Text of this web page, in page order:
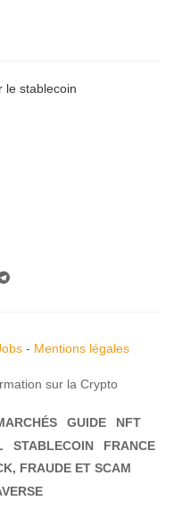
le stablecoin
- Mentions légales
sur la Crypto
GUIDE
NFT
STABLECOIN
FRANCE
FRAUDE ET SCAM